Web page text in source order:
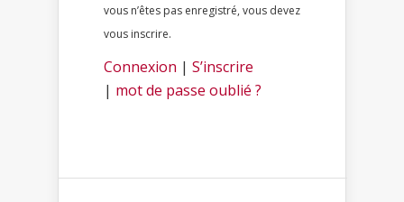
vous n’êtes pas enregistré, vous devez
vous inscrire.
Connexion | S’inscrire
| mot de passe oublié ?